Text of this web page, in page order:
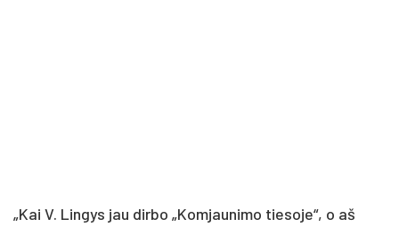
„Kai V. Lingys jau dirbo „Komjaunimo tiesoje“, o aš